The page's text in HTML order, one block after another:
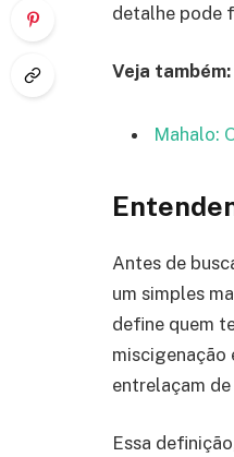
detalhe pode
Veja também:
Mahalo:
Antes de
um simples
define quem
miscigenação
entrelaçam de
Essa